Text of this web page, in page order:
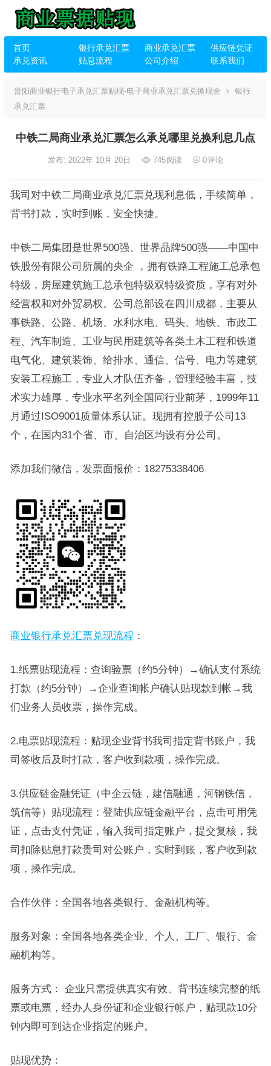
首页 银行承兑汇票 商业承兑汇票
供应链凭证
承兑资讯
贴息流程 公司介绍 联系我们
贵阳商业银行电子承兑汇票贴现-电子商业承兑汇票兑换现金
银行
承兑汇票
中铁二局商业承兑汇票怎么承兑哪里兑换利息几点
发布: 2022年 10月 20日 745阅读 0评论
我司对中铁二局商业承兑汇票兑现利息低，手续简单，
背书打款，实时到账，安全快捷。
中铁二局集团是世界500强、世界品牌500强——中国中
铁股份有限公司所属的央企 ，拥有铁路工程施工总承包
特级，房屋建筑施工总承包特级双特级资质，享有对外
经营权和对外贸易权。公司总部设在四川成都，主要从
事铁路、公路、机场、水利水电、码头、地铁、市政工
程、汽车制造、工业与民用建筑等各类土木工程和铁道
电气化、建筑装饰、给排水、通信、信号、电力等建筑
安装工程施工，专业人才队伍齐备，管理经验丰富，技
术实力雄厚，专业水平名列全国同行业前茅，1999年11
月通过ISO9001质量体系认证。现拥有控股子公司13
个，在国内31个省、市、自治区均设有分公司。
添加我们微信，发票面报价：18275338406
商业银行承兑汇票兑现流程 ：
1.纸票贴现流程：查询验票（约5分钟）→确认支付系统
打款（约5分钟）→企业查询帐户确认贴现款到帐→我
们业务人员收票，操作完成。
2.电票贴现流程：贴现企业背书我司指定背书账户，我
司签收后及时打款，客户收到款项，操作完成。
3.供应链金融凭证（中企云链，建信融通，河钢铁信，
筑信等）贴现流程：登陆供应链金融平台，点击可用凭
证，点击支付凭证，输入我司指定账户，提交复核，我
司扣除贴息打款贵司对公账户，实时到账，客户收到款
项，操作完成。
合作伙伴：全国各地各类银行、金融机构等。
服务对象：全国各地各类企业、个人、工厂、银行、金
融机构等。
服务方式： 企业只需提供真实有效、背书连续完整的纸
票或电票，经办人身份证和企业银行帐户，贴现款10分
钟内即可到达企业指定的账户。
贴现优势：